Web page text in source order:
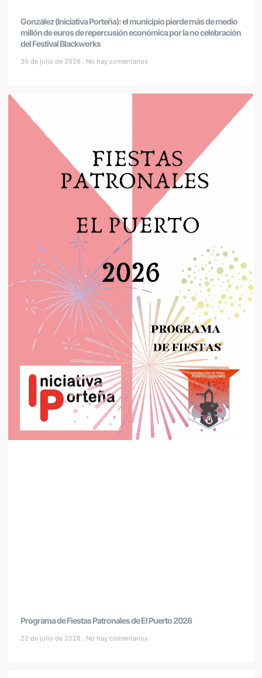
González (Iniciativa Porteña): el municipio pierde más de medio
millón de euros de repercusión económica por la no celebración
del Festival Blackworks
30 de julio de 2026 No hay comentarios
Programa de Fiestas Patronales de El Puerto 2026
22 de julio de 2026 No hay comentarios